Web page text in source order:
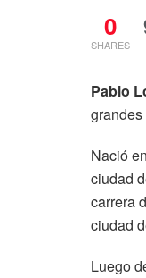
0
SHARES
Pablo
Nació
ciudad
carrera
ciudad
Luego